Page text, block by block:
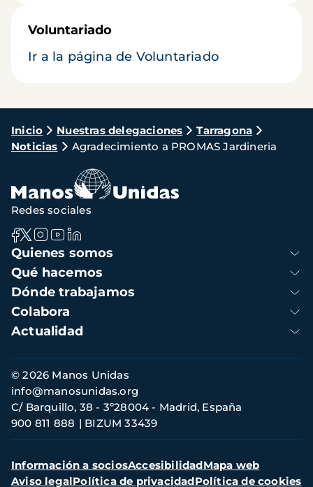
Voluntariado
Ir a la página de Voluntariado
Ruta
de
navegación
Inicio Nuestras delegaciones
Tarragona
Noticias
Agradecimiento a PROMAS Jardineria
Navegación
principal
Quienes somos
Qué hacemos
Dónde trabajamos
Colabora
Actualidad
Redes sociales
Información
de
contacto
© 2026 Manos Unidas
C/ Barquillo, 38 - 3º28004 - Madrid, España
900 811 888
BIZUM 33439
info@manosunidas.org
Menú
secundario
Información a sociosAccesibilidadMapa web
Aviso legalPolítica de privacidadPolítica de cookies